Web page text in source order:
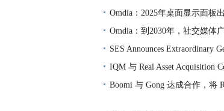
Omdia：2025年桌面显示面板
Omdia：到2030年，社交媒体
SES Announces Extraordinary
IQM 与 Real Asset Acquisition
Boomi 与 Gong 达成合作，将